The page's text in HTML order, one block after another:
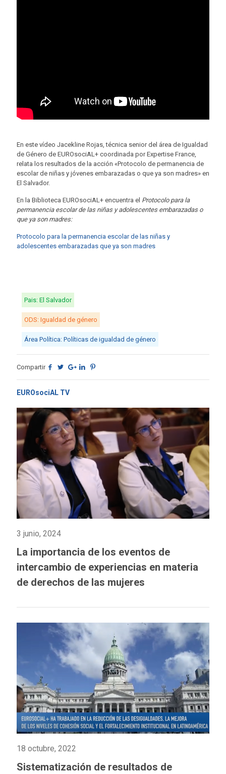
En este vídeo Jacekline Rojas, técnica senior del área de Igualdad
de Género de EUROsociAL+ coordinada por Expertise France,
relata los resultados de la acción «Protocolo de permanencia de
escolar de niñas y jóvenes embarazadas o que ya son madres» en
El Salvador.
En la Biblioteca EUROsociAL+ encuentra el Protocolo para la
permanencia escolar de las niñas y adolescentes embarazadas o
que ya son madres:
Protocolo para la permanencia escolar de las niñas y
adolescentes embarazadas que ya son madres
Pais: El Salvador
ODS: Igualdad de género
Área Política: Políticas de igualdad de género
Compartir
EUROsociAL TV
3 junio, 2024
La importancia de los eventos de
intercambio de experiencias en materia
de derechos de las mujeres
18 octubre, 2022
Sistematización de resultados de